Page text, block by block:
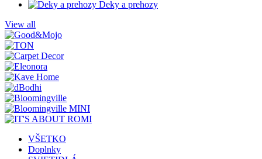
Deky a prehozy
View all
VŠETKO
Doplnky